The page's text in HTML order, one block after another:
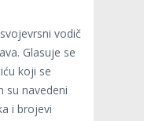
vodič
Glasuje se
koji se
su navedeni
i brojevi